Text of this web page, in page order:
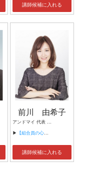
講師候補に入れる
前川 由希子
アンドマイ 代表 組織活性化コンサルタント
▶ 【組合員の心をぐっと掴むコミュニケーション術～組合員が「あなたが言うなら」と動き出す３ステップ～】
講師候補に入れる